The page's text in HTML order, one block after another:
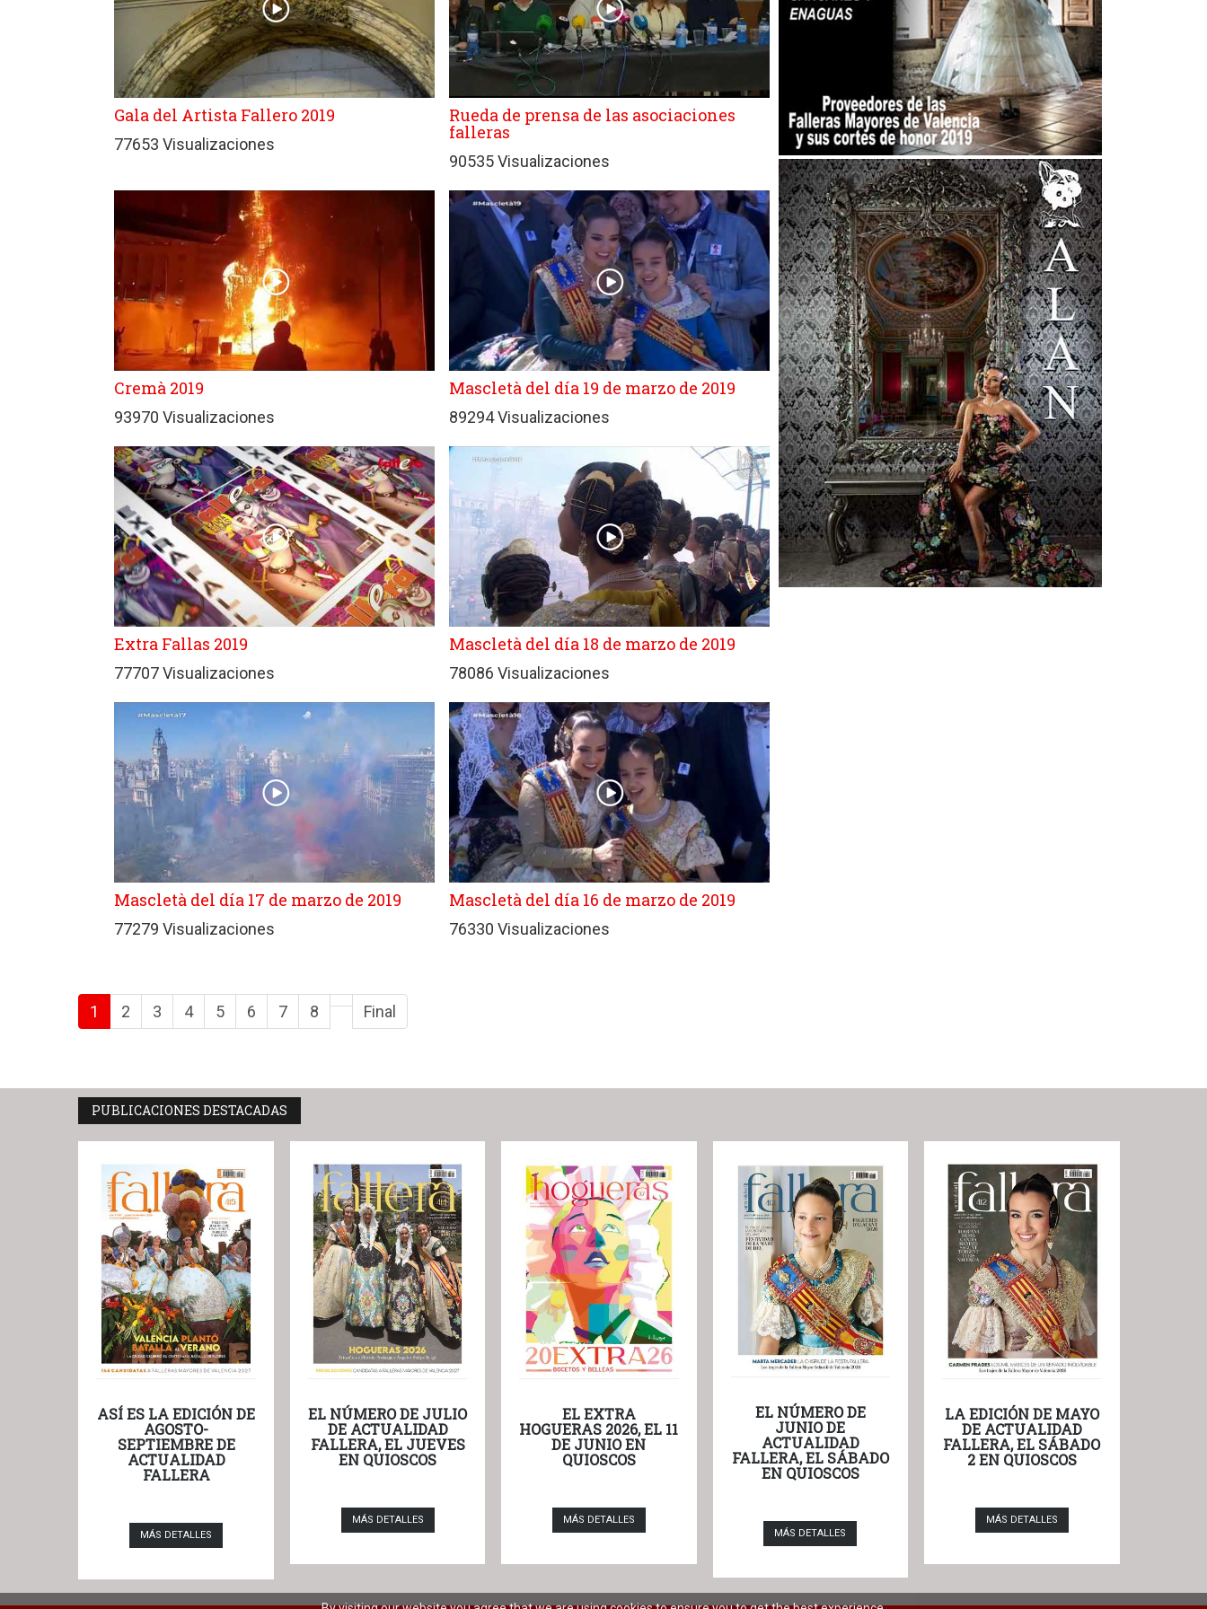
Gala del Artista Fallero 2019
77653 Visualizaciones
Rueda de prensa de las asociaciones
falleras
90535 Visualizaciones
Cremà 2019
93970 Visualizaciones
Mascletà del día 19 de marzo de 2019
89294 Visualizaciones
Extra Fallas 2019
77707 Visualizaciones
Mascletà del día 18 de marzo de 2019
78086 Visualizaciones
Mascletà del día 17 de marzo de 2019
77279 Visualizaciones
Mascletà del día 16 de marzo de 2019
76330 Visualizaciones
1 2 3 4 5 6 7 8 Final
PUBLICACIONES DESTACADAS
ASÍ ES LA EDICIÓN DE
AGOSTO-
SEPTIEMBRE DE
ACTUALIDAD
FALLERA
MÁS DETALLES
EL NÚMERO DE JULIO
DE ACTUALIDAD
FALLERA, EL JUEVES
EN QUIOSCOS
MÁS DETALLES
EL EXTRA
HOGUERAS 2026, EL 11
DE JUNIO EN
QUIOSCOS
MÁS DETALLES
EL NÚMERO DE
JUNIO DE
ACTUALIDAD
FALLERA, EL SÁBADO
EN QUIOSCOS
MÁS DETALLES
LA EDICIÓN DE MAYO
DE ACTUALIDAD
FALLERA, EL SÁBADO
2 EN QUIOSCOS
MÁS DETALLES